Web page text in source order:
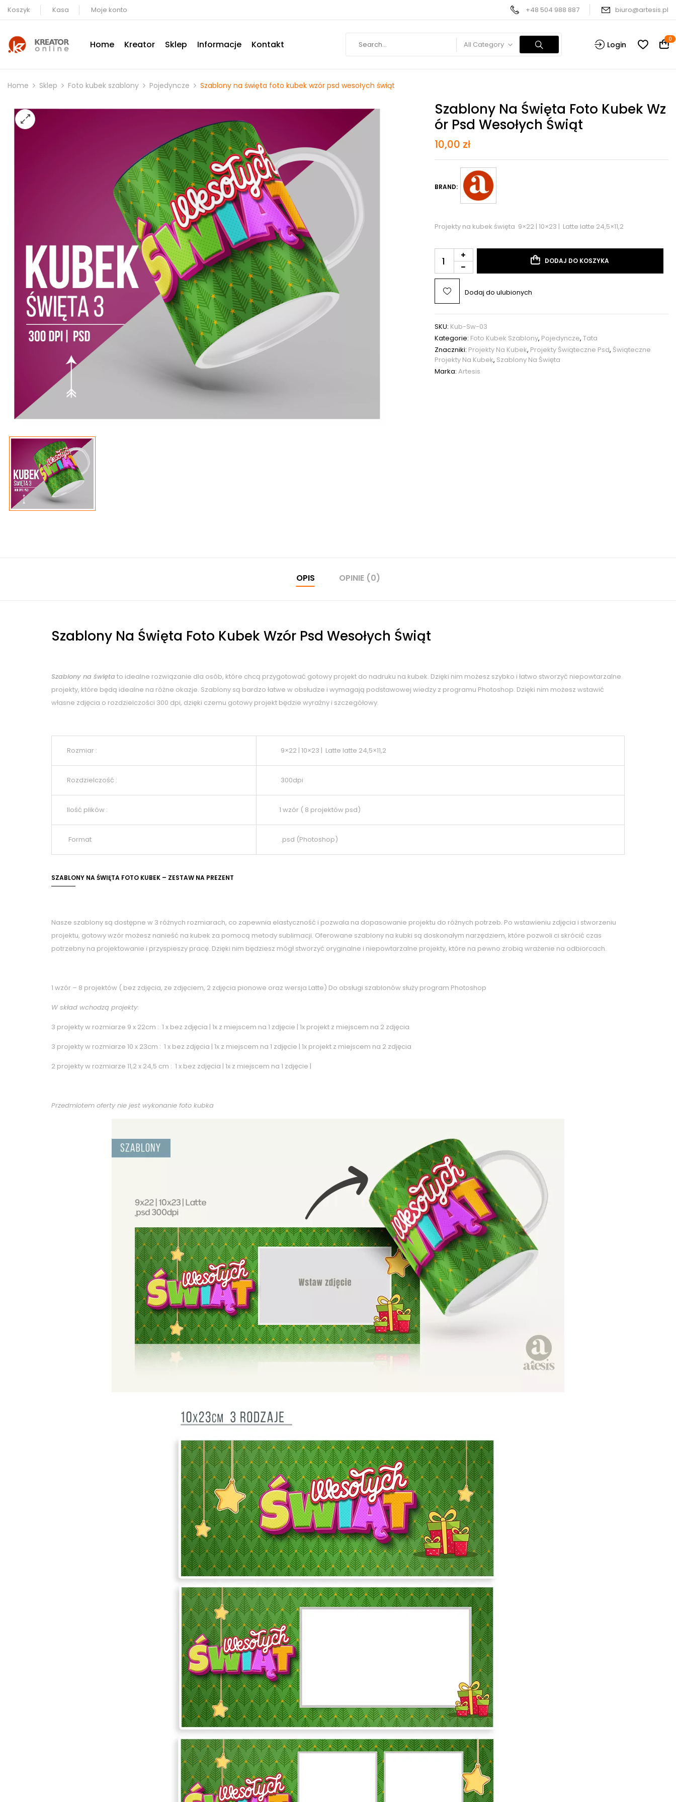
Koszyk Kasa Moje konto +48 504 988 887 biuro@artesis.pl
Home Kreator Sklep Informacje Kontakt All Category Login
0
Home Sklep Foto kubek szablony Pojedyncze Szablony na święta foto kubek wzór psd wesołych świąt
Szablony Na Święta Foto Kubek Wz
Ór Psd Wesołych Świąt
10,00 zł
BRAND:
Projekty na kubek święta 9×22 | 10×23 | Latte latte 24,5×11,2
DODAJ DO KOSZYKA
Dodaj do ulubionych
SKU: Kub-Sw-03
Kategorie: Foto Kubek Szablony, Pojedyncze, Tata
Znaczniki: Projekty Na Kubek, Projekty Świąteczne Psd, Świąteczne
Projekty Na Kubek, Szablony Na Święta
Marka: Artesis
OPIS OPINIE (0)
Szablony Na Święta Foto Kubek Wzór Psd Wesołych Świąt
Szablony na świętato idealne rozwiązanie dla osób, które chcą przygotować gotowy projekt do nadruku na kubek. Dzięki nim możesz szybko i łatwo stworzyć niepowtarzalne
projekty, które będą idealne na różne okazje. Szablony są bardzo łatwe w obsłudze i wymagają podstawowej wiedzy z programu Photoshop. Dzięki nim możesz wstawić
własne zdjęcia o rozdzielczości 300 dpi, dzięki czemu gotowy projekt będzie wyraźny i szczegółowy.
Rozmiar : 9×22 | 10×23 | Latte latte 24,5×11,2
Rozdzielczość : 300dpi
Ilość plików : 1 wzór ( 8 projektów psd)
Format .psd (Photoshop)
SZABLONY NA ŚWIĘTA FOTO KUBEK – ZESTAW NA PREZENT
Nasze szablony są dostępne w 3 różnych rozmiarach, co zapewnia elastyczność i pozwala na dopasowanie projektu do różnych potrzeb. Po wstawieniu zdjęcia i stworzeniu
projektu, gotowy wzór możesz nanieść na kubek za pomocą metody sublimacji. Oferowane szablony na kubki są doskonałym narzędziem, które pozwoli ci skrócić czas
potrzebny na projektowanie i przyspieszy pracę. Dzięki nim będziesz mógł stworzyć oryginalne i niepowtarzalne projekty, które na pewno zrobią wrażenie na odbiorcach.
1 wzór – 8 projektów ( bez zdjęcia, ze zdjęciem, 2 zdjęcia pionowe oraz wersja Latte) Do obsługi szablonów służy program Photoshop
W skład wchodzą projekty:
3 projekty w rozmiarze 9 x 22cm : 1 x bez zdjęcia | 1x z miejscem na 1 zdjęcie | 1x projekt z miejscem na 2 zdjęcia
3 projekty w rozmiarze 10 x 23cm : 1 x bez zdjęcia | 1x z miejscem na 1 zdjęcie | 1x projekt z miejscem na 2 zdjęcia
2 projekty w rozmiarze 11,2 x 24,5 cm : 1 x bez zdjęcia | 1x z miejscem na 1 zdjęcie |
Przedmiotem oferty nie jest wykonanie foto kubka